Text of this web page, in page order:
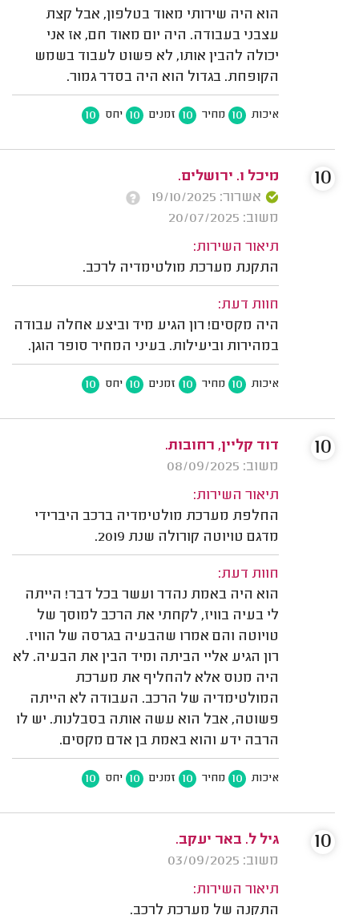
הוא היה שירותי מאוד בטלפון, אבל קצת
עצבני בעבודה. היה יום מאוד חם, אז אני
יכולה להבין אותו, לא פשוט לעבוד בשמש
הקופחת. בגדול הוא היה בסדר גמור.
איכות 10 מחיר 10 זמנים 10 יחס 10
מיכל ו. ירושלים.
אשרור: 19/10/2025
משוב: 20/07/2025
תיאור השירות:
התקנת מערכת מולטימדיה לרכב.
חוות דעת:
היה מקסים! רון הגיע מיד וביצע אחלה עבודה
במהירות וביעילות. בעיני המחיר סופר הוגן.
איכות 10 מחיר 10 זמנים 10 יחס 10
10
דוד קליין, רחובות.
משוב: 08/09/2025
תיאור השירות:
החלפת מערכת מולטימדיה ברכב היברידי
מדגם טויוטה קורולה שנת 2019.
חוות דעת:
הוא היה באמת נהדר ועשר בכל דבר! הייתה
לי בעיה בוויז, לקחתי את הרכב למוסך של
טויוטה והם אמרו שהבעיה בגרסה של הוויז.
רון הגיע אליי הביתה ומיד הבין את הבעיה. לא
היה מנוס אלא להחליף את מערכת
המולטימדיה של הרכב. העבודה לא הייתה
פשוטה, אבל הוא עשה אותה בסבלנות. יש לו
הרבה ידע והוא באמת בן אדם מקסים.
איכות 10 מחיר 10 זמנים 10 יחס 10
10
גיל ל. באר יעקב.
משוב: 03/09/2025
תיאור השירות:
התקנה של מערכת לרכב.
10